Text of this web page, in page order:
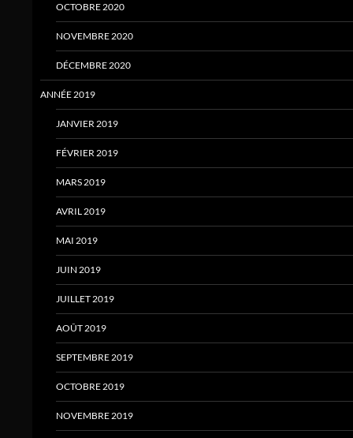
OCTOBRE 2020
NOVEMBRE 2020
DÉCEMBRE 2020
ANNÉE 2019
JANVIER 2019
FÉVRIER 2019
MARS 2019
AVRIL 2019
MAI 2019
JUIN 2019
JUILLET 2019
AOÛT 2019
SEPTEMBRE 2019
OCTOBRE 2019
NOVEMBRE 2019